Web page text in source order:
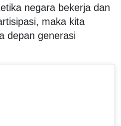
negara bekerja dan
maka kita
depan generasi